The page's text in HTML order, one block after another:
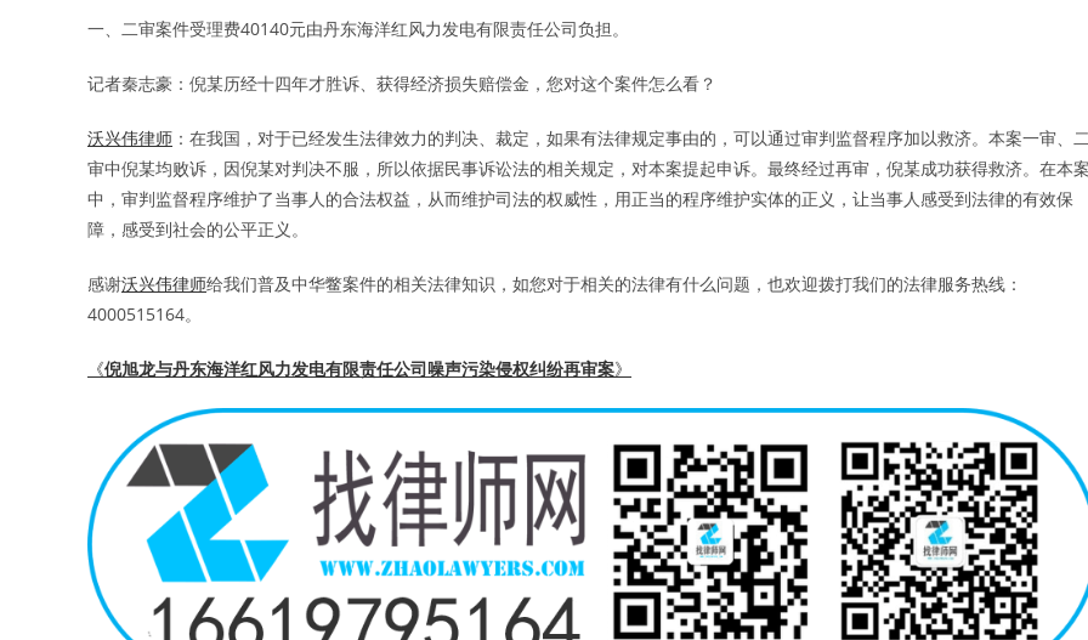
一、二审案件受理费40140元由丹东海洋红风力发电有限责任公司负担。
记者秦志豪：倪某历经十四年才胜诉、获得经济损失赔偿金，您对这个案件怎么看？
沃兴伟律师 ：在我国，对于已经发生法律效力的判决、裁定，如果有法律规定事由的，可以通过审判监督程序加以救济。本案一审、
审中倪某均败诉，因倪某对判决不服，所以依据民事诉讼法的相关规定，对本案提起申诉。最终经过再审，倪某成功获得救济。在本案
中，审判监督程序维护了当事人的合法权益，从而维护司法的权威性，用正当的程序维护实体的正义，让当事人感受到法律的有效保
障，感受到社会的公平正义。
感谢沃兴伟律师给我们普及中华鳖案件的相关法律知识，如您对于相关的法律有什么问题，也欢迎拨打我们的法律服务热线：
4000515164。
《倪旭龙与丹东海洋红风力发电有限责任公司噪声污染侵权纠纷再审案》